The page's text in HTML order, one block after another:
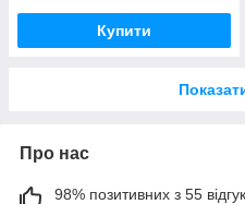
Купити
Про нас
98% позитивних з 55